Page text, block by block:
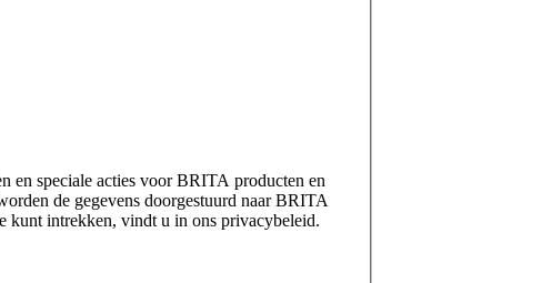
en speciale acties voor BRITA producten en
de gegevens doorgestuurd naar BRITA
kunt intrekken, vindt u in ons privacybeleid.